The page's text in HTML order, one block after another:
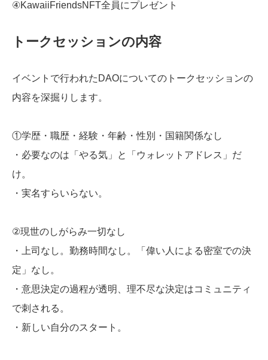
④KawaiiFriendsNFT全員にプレゼント
トークセッションの内容
イベントで行われたDAOについてのトークセッションの
内容を深掘りします。
①学歴・職歴・経験・年齢・性別・国籍関係なし
・必要なのは「やる気」と「ウォレットアドレス」だ
け。
・実名すらいらない。
②現世のしがらみ一切なし
・上司なし。勤務時間なし。「偉い人による密室での決
定」なし。
・意思決定の過程が透明、理不尽な決定はコミュニティ
で刺される。
・新しい自分のスタート。